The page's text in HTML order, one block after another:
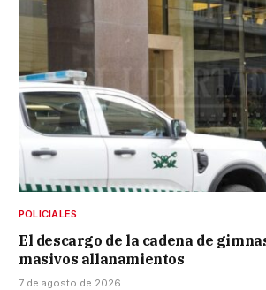
POLICIALES
El descargo de la cadena de
masivos allanamientos
7 de agosto de 2026